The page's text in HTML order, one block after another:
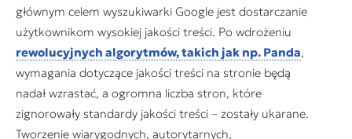
głównym celem wyszukiwarki Google jest dostarczanie
użytkownikom wysokiej jakości treści. Po wdrożeniu
rewolucyjnych algorytmów, takich jak np. Panda,
wymagania dotyczące jakości treści na stronie będą
nadał wzrastać, a ogromna liczba stron, które
zignorowały standardy jakości treści – zostały ukarane.
Tworzenie wiarygodnych, autorytarnych,